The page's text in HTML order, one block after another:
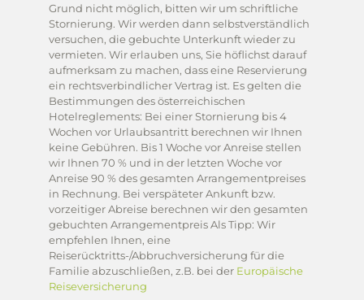
Grund nicht möglich, bitten wir um schriftliche
Stornierung. Wir werden dann selbstverständlich
versuchen, die gebuchte Unterkunft wieder zu
vermieten. Wir erlauben uns, Sie höflichst darauf
aufmerksam zu machen, dass eine Reservierung
ein rechtsverbindlicher Vertrag ist. Es gelten die
Bestimmungen des österreichischen
Hotelreglements: Bei einer Stornierung bis 4
Wochen vor Urlaubsantritt berechnen wir Ihnen
keine Gebühren. Bis 1 Woche vor Anreise stellen
wir Ihnen 70 % und in der letzten Woche vor
Anreise 90 % des gesamten Arrangementpreises
in Rechnung. Bei verspäteter Ankunft bzw.
vorzeitiger Abreise berechnen wir den gesamten
gebuchten Arrangementpreis Als Tipp: Wir
empfehlen Ihnen, eine
Reiserücktritts-/Abbruchversicherung für die
Familie abzuschließen, z.B. bei der Europäische
Reiseversicherung